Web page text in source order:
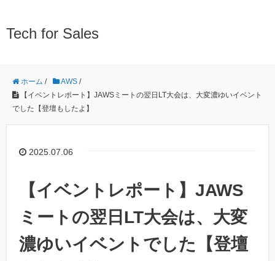
Tech for Sales
ホーム / AWS /
【イベントレポート】JAWSミートの翌日LT大会は、大変濃ゆいイベント
でした【登壇もしたよ】
2025.07.06
【イベントレポート】JAWS
ミートの翌日LT大会は、大変
濃ゆいイベントでした【登壇